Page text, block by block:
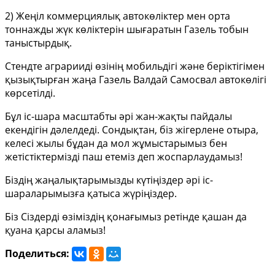
2) Жеңіл коммерциялық автокөліктер мен орта
тоннажды жүк көліктерін шығаратын Газель тобын
таныстырдық.
Стендте аграрииді өзінің мобильдігі және беріктігімен
қызықтырған жаңа Газель Валдай Самосвал автокөлігі
көрсетілді.
Бұл іс-шара масштабты әрі жан-жақты пайдалы
екендігін дәлелдеді. Сондықтан, біз жігерлене отыра,
келесі жылы бұдан да мол жұмыстарымыз бен
жетістіктермізді паш етеміз деп жоспарлаудамыз!
Біздің жаңалықтарымызды күтіңіздер әрі іс-
шараларымызға қатыса жүріңіздер.
Біз Сіздерді өзіміздің қонағымыз ретінде қашан да
қуана қарсы аламыз!
Поделиться: